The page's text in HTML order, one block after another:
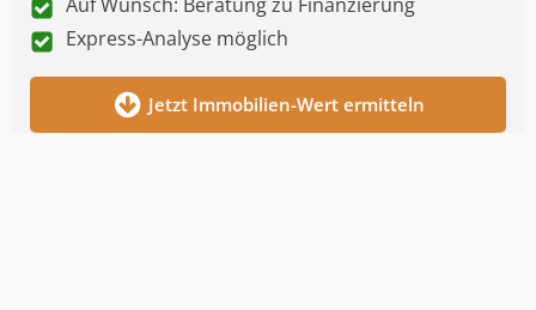
Express-Analyse möglich
Jetzt Immobilien-Wert ermitteln